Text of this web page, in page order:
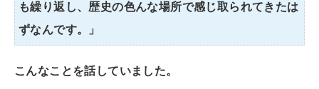
も繰り返し、歴史の色んな場所で感じ取られてきたは
ずなんです。」
こんなことを話していました。